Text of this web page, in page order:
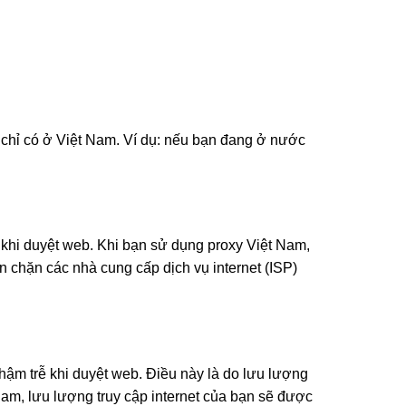
có ở Việt Nam. Ví dụ: nếu bạn đang ở nước
duyệt web. Khi bạn sử dụng proxy Việt Nam,
các nhà cung cấp dịch vụ internet (ISP)
trễ khi duyệt web. Điều này là do lưu lượng
lưu lượng truy cập internet của bạn sẽ được